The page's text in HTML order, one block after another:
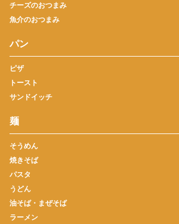
チーズのおつまみ
魚介のおつまみ
パン
ピザ
トースト
サンドイッチ
麺
そうめん
焼きそば
パスタ
うどん
油そば・まぜそば
ラーメン